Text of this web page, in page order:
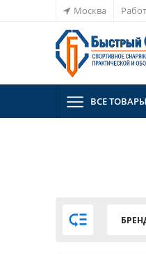
Москва
ВСЕ ТОВАРЫ
